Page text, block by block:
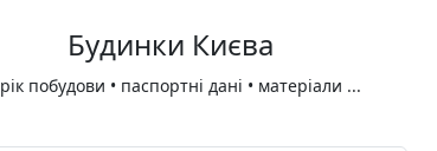
Будинки Києва
рік побудови • паспортні дані • матеріали ...